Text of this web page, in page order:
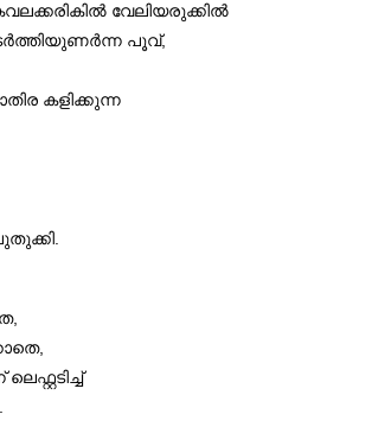
വേലിയരുക്കിൽ
പൂവ്,
കളിക്കുന്ന